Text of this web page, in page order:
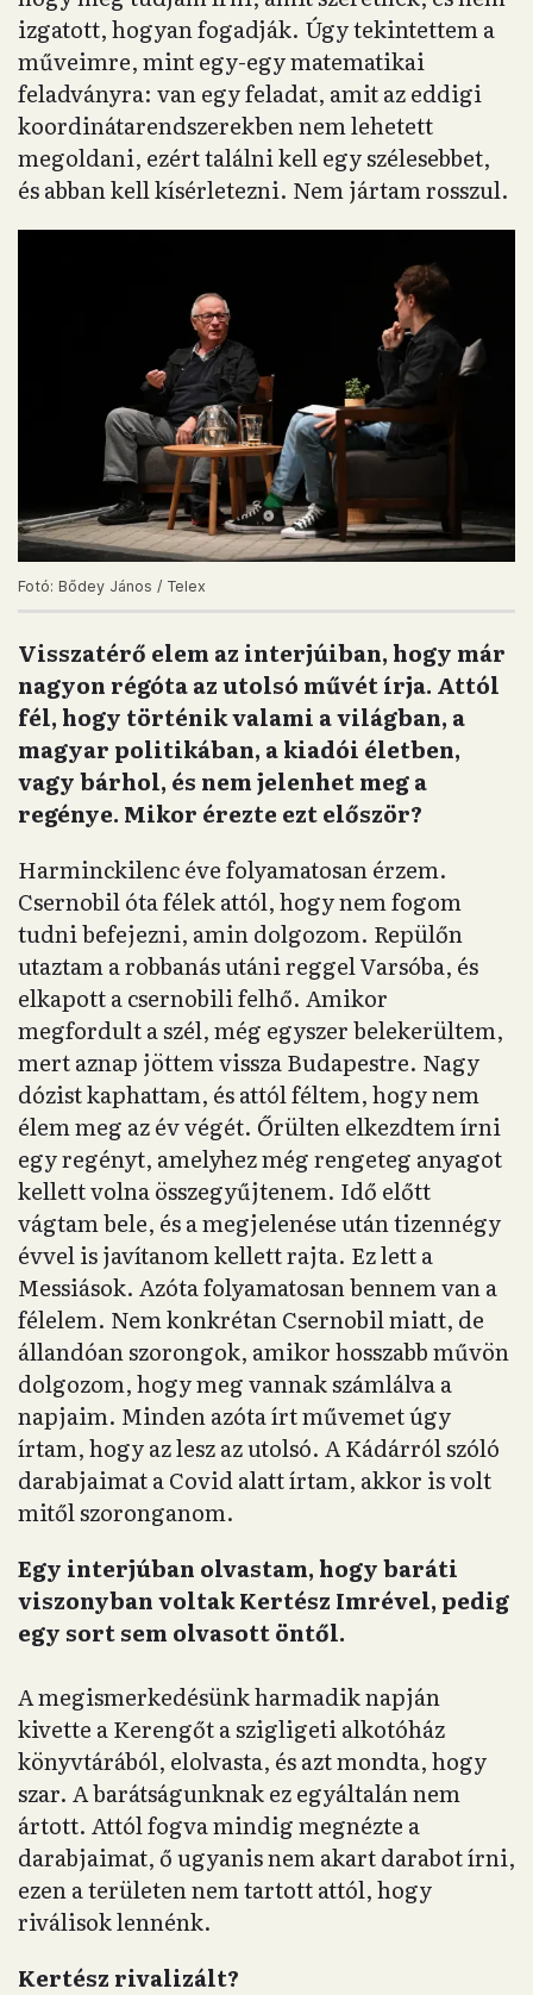
izgatott, hogyan fogadják. Úgy tekintettem a
műveimre, mint egy-egy matematikai
feladványra: van egy feladat, amit az eddigi
koordinátarendszerekben nem lehetett
megoldani, ezért találni kell egy szélesebbet,
és abban kell kísérletezni. Nem jártam rosszul.
Fotó: Bődey János / Telex
Visszatérő elem az interjúiban, hogy már
nagyon régóta az utolsó művét írja. Attól
fél, hogy történik valami a világban, a
magyar politikában, a kiadói életben,
vagy bárhol, és nem jelenhet meg a
regénye. Mikor érezte ezt először?
Harminckilenc éve folyamatosan érzem.
Csernobil óta félek attól, hogy nem fogom
tudni befejezni, amin dolgozom. Repülőn
utaztam a robbanás utáni reggel Varsóba, és
elkapott a csernobili felhő. Amikor
megfordult a szél, még egyszer belekerültem,
mert aznap jöttem vissza Budapestre. Nagy
dózist kaphattam, és attól féltem, hogy nem
élem meg az év végét. Őrülten elkezdtem írni
egy regényt, amelyhez még rengeteg anyagot
kellett volna összegyűjtenem. Idő előtt
vágtam bele, és a megjelenése után tizennégy
évvel is javítanom kellett rajta. Ez lett a
Messiások. Azóta folyamatosan bennem van a
félelem. Nem konkrétan Csernobil miatt, de
állandóan szorongok, amikor hosszabb művön
dolgozom, hogy meg vannak számlálva a
napjaim. Minden azóta írt művemet úgy
írtam, hogy az lesz az utolsó. A Kádárról szóló
darabjaimat a Covid alatt írtam, akkor is volt
mitől szoronganom.
Egy interjúban olvastam, hogy baráti
viszonyban voltak Kertész Imrével, pedig
egy sort sem olvasott öntől.
A megismerkedésünk harmadik napján
kivette a Kerengőt a szigligeti alkotóház
könyvtárából, elolvasta, és azt mondta, hogy
szar. A barátságunknak ez egyáltalán nem
ártott. Attól fogva mindig megnézte a
darabjaimat, ő ugyanis nem akart darabot írni,
ezen a területen nem tartott attól, hogy
riválisok lennénk.
Kertész rivalizált?